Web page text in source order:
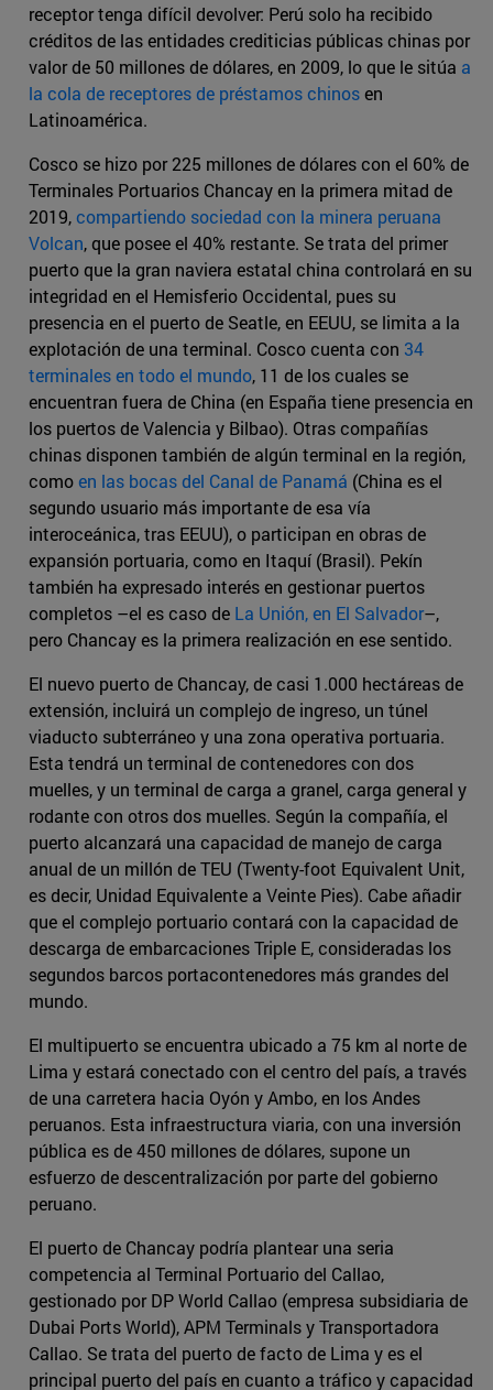
receptor tenga difícil devolver: Perú solo ha recibido
créditos de las entidades crediticias públicas chinas por
valor de 50 millones de dólares, en 2009, lo que le sitúa a
la cola de receptores de préstamos chinosen
Latinoamérica.
Cosco se hizo por 225 millones de dólares con el 60% de
Terminales Portuarios Chancay en la primera mitad de
2019,compartiendo sociedad con la minera peruana
Volcan, que posee el 40% restante. Se trata del primer
puerto que la gran naviera estatal china controlará en su
integridad en el Hemisferio Occidental, pues su
presencia en el puerto de Seatle, en EEUU, se limita a la
explotación de una terminal. Cosco cuenta con 34
terminales en todo el mundo, 11 de los cuales se
encuentran fuera de China (en España tiene presencia en
los puertos de Valencia y Bilbao). Otras compañías
chinas disponen también de algún terminal en la región,
comoen las bocas del Canal de Panamá (China es el
segundo usuario más importante de esa vía
interoceánica, tras EEUU), o participan en obras de
expansión portuaria, como en Itaquí (Brasil). Pekín
también ha expresado interés en gestionar puertos
completos –el es caso de La Unión, en El Salvador–,
pero Chancay es la primera realización en ese sentido.
El nuevo puerto de Chancay, de casi 1.000 hectáreas de
extensión, incluirá un complejo de ingreso, un túnel
viaducto subterráneo y una zona operativa portuaria.
Esta tendrá un terminal de contenedores con dos
muelles, y un terminal de carga a granel, carga general y
rodante con otros dos muelles. Según la compañía, el
puerto alcanzará una capacidad de manejo de carga
anual de un millón de TEU (Twenty-foot Equivalent Unit,
es decir, Unidad Equivalente a Veinte Pies). Cabe añadir
que el complejo portuario contará con la capacidad de
descarga de embarcaciones Triple E, consideradas los
segundos barcos portacontenedores más grandes del
mundo.
El multipuerto se encuentra ubicado a 75 km al norte de
Lima y estará conectado con el centro del país, a través
de una carretera hacia Oyón y Ambo, en los Andes
peruanos. Esta infraestructura viaria, con una inversión
pública es de 450 millones de dólares, supone un
esfuerzo de descentralización por parte del gobierno
peruano.
El puerto de Chancay podría plantear una seria
competencia al Terminal Portuario del Callao,
gestionado por DP World Callao (empresa subsidiaria de
Dubai Ports World), APM Terminals y Transportadora
Callao. Se trata del puerto de facto de Lima y es el
principal puerto del país en cuanto a tráfico y capacidad